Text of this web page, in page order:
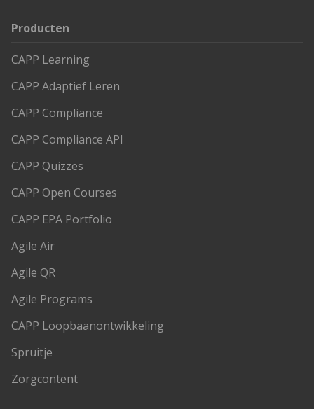
Producten
CAPP Learning
CAPP Adaptief Leren
CAPP Compliance
CAPP Compliance API
CAPP Quizzes
CAPP Open Courses
CAPP EPA Portfolio
Agile Air
Agile QR
Agile Programs
CAPP Loopbaanontwikkeling
Spruitje
Zorgcontent